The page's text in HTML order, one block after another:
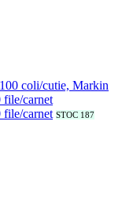
file/carnet STOC 187